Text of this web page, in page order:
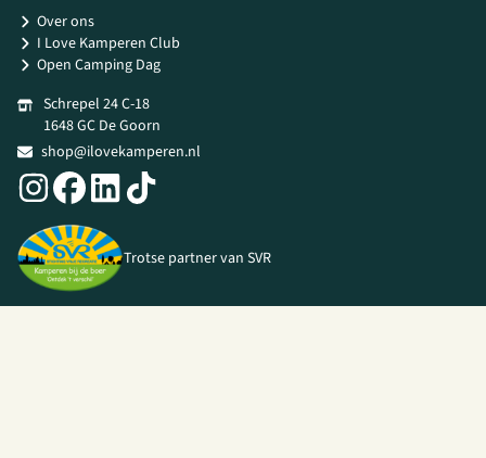
Over ons
I Love Kamperen Club
Open Camping Dag
Schrepel 24 C-18
1648 GC De Goorn
shop@ilovekamperen.nl
Trotse partner van SVR